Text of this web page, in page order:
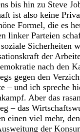
bis hin zu Steve
ist also keine
Formel, die es
linker Parteien
Sicherheiten
der
nach den
gegen den
– und ich spreche
Aber das
– das
einen viel mehr,
der